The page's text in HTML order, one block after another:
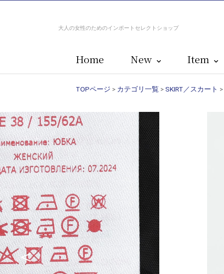
大人の女性のためのインポートセレクトショップ
Home New Item
TOPページ > カテゴリ一覧 >SKIRT／スカート